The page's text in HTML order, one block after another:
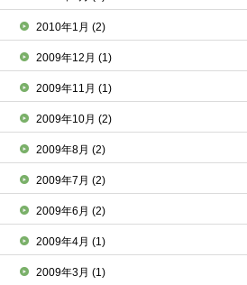
2010年1月(2)
2009年12月(1)
2009年11月(1)
2009年10月(2)
2009年8月(2)
2009年7月(2)
2009年6月(2)
2009年4月(1)
2009年3月(1)